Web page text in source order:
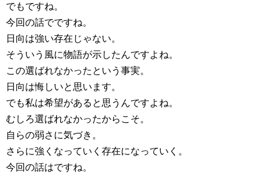
でもですね。
今回の話でですね。
日向は強い存在じゃない。
そういう風に物語が示したんですよね。
この選ばれなかったという事実。
日向は悔しいと思います。
でも私は希望があると思うんですよね。
むしろ選ばれなかったからこそ。
自らの弱さに気づき。
さらに強くなっていく存在になっていく。
今回の話はですね。